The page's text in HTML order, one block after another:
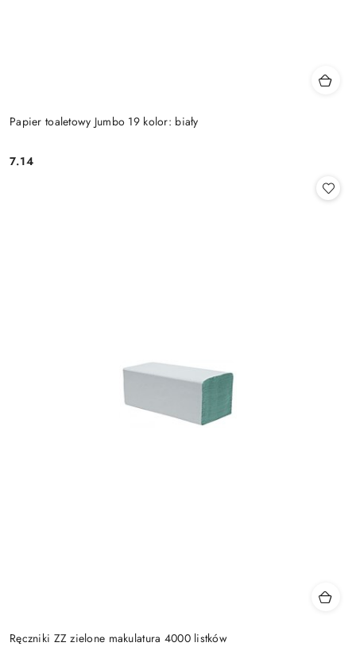
Papier toaletowy Jumbo 19 kolor: biały
Cena:
7.14
Ręczniki ZZ zielone makulatura 4000 listków